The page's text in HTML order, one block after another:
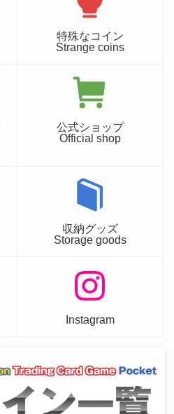
特殊なコイン
Strange coins
公式ショップ
Official shop
収納グッズ
Storage goods
Instagram